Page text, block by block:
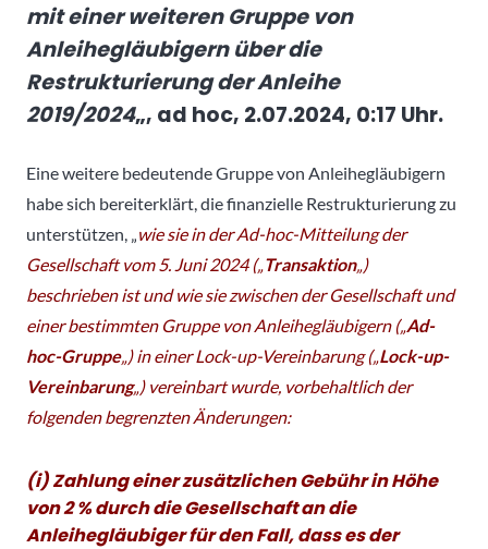
mit einer weiteren Gruppe von
Anleihegläubigern über die
Restrukturierung der Anleihe
2019/2024„, ad hoc, 2.07.2024, 0:17 Uhr.
Eine weitere bedeutende Gruppe von Anleihegläubigern
habe sich bereiterklärt, die finanzielle Restrukturierung zu
unterstützen, „wie sie in der Ad-hoc-Mitteilung der
Gesellschaft vom 5. Juni 2024 („Transaktion„)
beschrieben ist und wie sie zwischen der Gesellschaft und
einer bestimmten Gruppe von Anleihegläubigern („Ad-
hoc-Gruppe„) in einer Lock-up-Vereinbarung („Lock-up-
Vereinbarung„) vereinbart wurde, vorbehaltlich der
folgenden begrenzten Änderungen:
(i) Zahlung einer zusätzlichen Gebühr in Höhe
von 2 % durch die Gesellschaft an die
Anleihegläubiger für den Fall, dass es der